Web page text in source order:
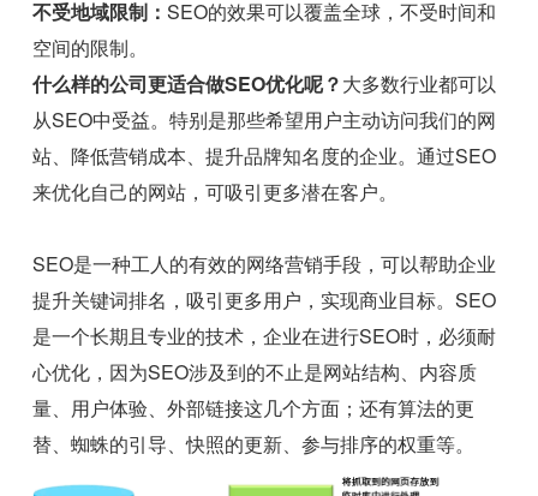
不受地域限制：SEO的效果可以覆盖全球，不受时间和
空间的限制。
什么样的公司更适合做SEO优化呢？大多数行业都可以
从SEO中受益。特别是那些希望用户主动访问我们的网
站、降低营销成本、提升品牌知名度的企业。通过SEO
来优化自己的网站，可吸引更多潜在客户。
SEO是一种工人的有效的网络营销手段，可以帮助企业
提升关键词排名，吸引更多用户，实现商业目标。SEO
是一个长期且专业的技术，企业在进行SEO时，必须耐
心优化，因为SEO涉及到的不止是网站结构、内容质
量、用户体验、外部链接这几个方面；还有算法的更
替、蜘蛛的引导、快照的更新、参与排序的权重等。